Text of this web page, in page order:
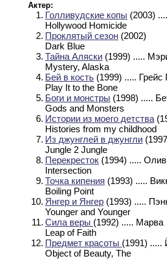
Актер:
1. Голливудские копы (2003)
Hollywood Homicide
2. Проклятый сезон (2002)
Dark Blue
3. Тайна Аляски (1999) .....
Mystery, Alaska
4. Бей в кость (1999) ..... Грейс
Play It to the Bone
5. Боги и монстры (1998) .....
Gods and Monsters
6. Истории из моего детства
Histories from my childhood
7. Из джунглей в джунгли
Jungle 2 Jungle
8. Перекресток (1994) .....
Intersection
9. Точка кипения (1993) .....
Boiling Point
10. Янгер и Янгер (1993) .....
Younger and Younger
11. Сила веры (1992) ..... Марва
Leap of Faith
12. Предмет красоты (1991) .....
Object of Beauty, The